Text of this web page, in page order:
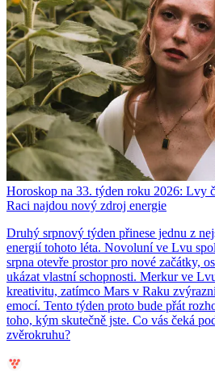
Horoskop na 33. týden roku 2026: Lvy
Raci najdou nový zdroj energie
Druhý srpnový týden přinese jednu z
energií tohoto léta. Novoluní ve Lvu
srpna otevře prostor pro nové začátky,
ukázat vlastní schopnosti. Merkur ve
kreativitu, zatímco Mars v Raku
emocí. Tento týden proto bude přát
toho, kým skutečně jste. Co vás čeká
zvěrokruhu?